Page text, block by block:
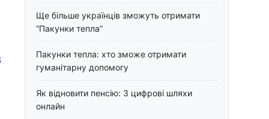
Ще більше українців зможуть отримати
“Пакунки тепла”
Пакунки тепла: хто зможе отримати
гуманітарну допомогу
Як відновити пенсію: 3 цифрові шляхи
онлайн